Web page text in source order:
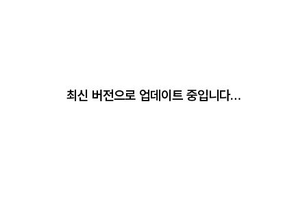
최신 버전으로 업데이트 중입니다…